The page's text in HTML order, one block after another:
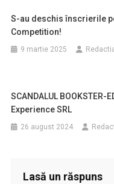
S-au deschis înscrierile
Competition!
9 martie 2025
SCANDALUL
Experience SRL
26 august 2024
Lasă un răspuns